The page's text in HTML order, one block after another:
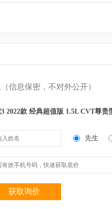
信息保密，不对外公开）
2022款 经典超值版 1.5L CVT尊贵
先生
获取询价